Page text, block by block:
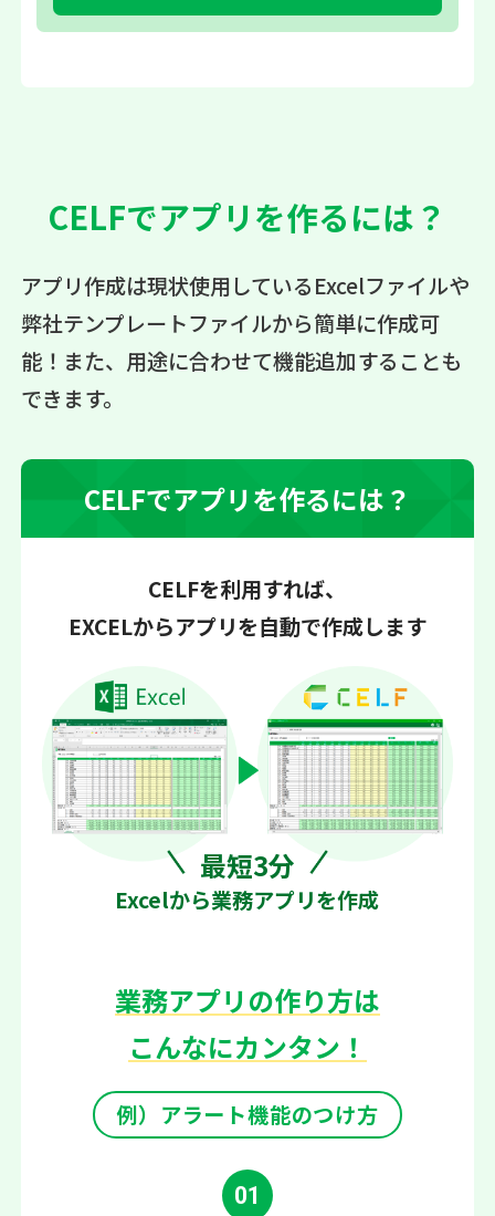
CELFでアプリを作るには？
アプリ作成は現状使用しているExcelファイルや
弊社テンプレートファイルから簡単に作成可
能！ また、用途に合わせて機能追加することも
できます。
CELFでアプリを作るには？
CELFを利用すれば、
EXCELからアプリを自動で作成します
最短3分
Excelから業務アプリを作成
業務アプリの作り方は
こんなにカンタン！
例）アラート機能のつけ方
01